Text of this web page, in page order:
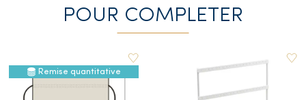
POUR COMPLETER
Remise quantitative